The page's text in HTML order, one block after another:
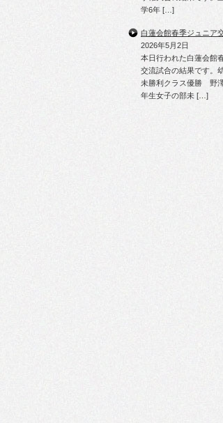
学6年 […]
白蓮会館春季ジュニア
2026年5月2日
本日行われた白蓮会館
交流試合の結果です。
未勝利クラス優勝 野
年生女子の部未 […]